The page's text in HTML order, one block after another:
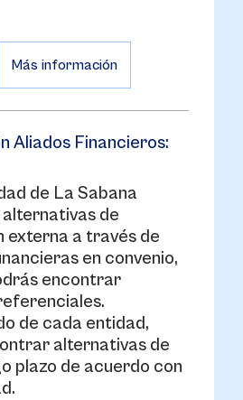
Más información
Aliados Financieros:
de La Sabana
de
externa a través de
en convenio,
encontrar
de cada entidad,
alternativas de
plazo de acuerdo con